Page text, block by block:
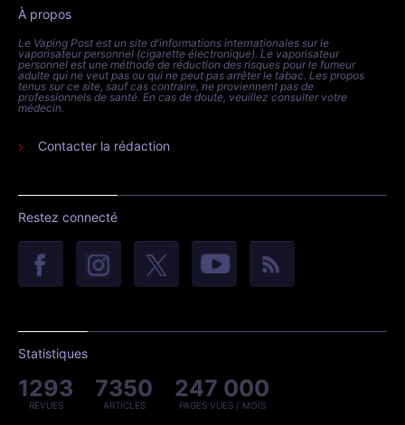
À propos
Le Vaping Post est un site d'informations internationales sur le
vaporisateur personnel (cigarette électronique). Le vaporisateur
personnel est une méthode de réduction des risques pour le fumeur
adulte qui ne veut pas ou qui ne peut pas arrêter le tabac. Les propos
tenus sur ce site, sauf cas contraire, ne proviennent pas de
professionnels de santé. En cas de doute, veuillez consulter votre
médecin.
Contacter la rédaction
Restez connecté
Statistiques
1293
REVUES
7350
ARTICLES
247 000
PAGES VUES / MOIS